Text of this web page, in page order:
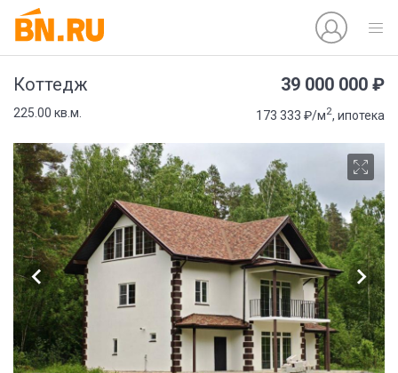
Коттедж 39 000 000 ₽
225.00 кв.м. 173 333 ₽/м2, ипотека